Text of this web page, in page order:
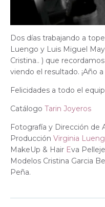
Dos días trabajando a
Luengo y Luis Miguel
Cristina.. ) que
viendo el resultado. ¡Año
Felicidades a todo el
Catálogo Tarin Joyeros
Fotografía y Dirección de
Producción Virginia
MakeUp & Hair Eva
Modelos Cristina Garcia
Peña.